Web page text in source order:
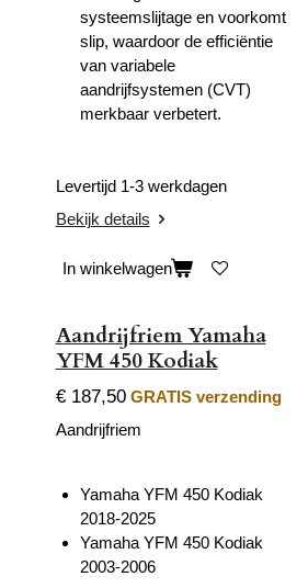
systeemslijtage en voorkomt
slip, waardoor de efficiëntie
van variabele
aandrijfsystemen (CVT)
merkbaar verbetert.
Levertijd 1-3 werkdagen
Bekijk details
In winkelwagen
Aandrijfriem Yamaha
YFM 450 Kodiak
€ 187,50 GRATIS verzending
Aandrijfriem
Yamaha YFM 450 Kodiak
2018-2025
Yamaha YFM 450 Kodiak
2003-2006